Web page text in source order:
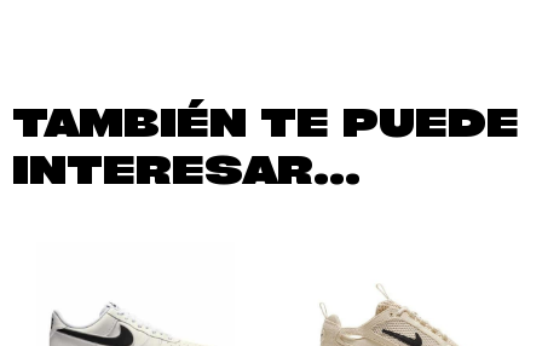
TAMBIÉN TE PUEDE
INTERESAR...